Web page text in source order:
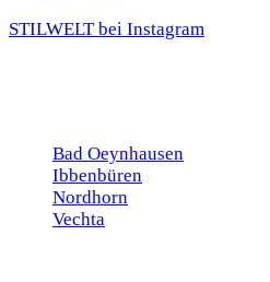
STILWELT bei Instagram
Bad Oeynhausen
Ibbenbüren
Nordhorn
Vechta